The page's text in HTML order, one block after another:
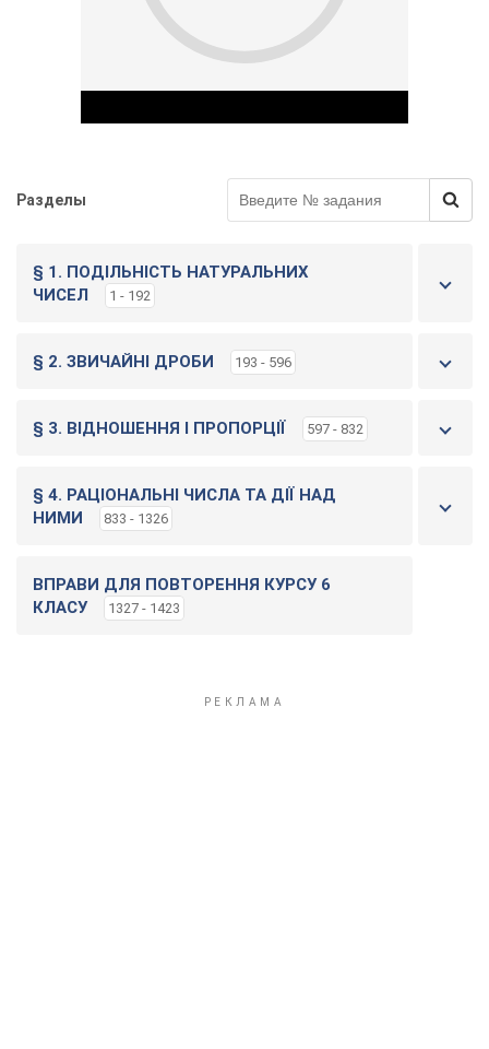
Разделы
§ 1. ПОДІЛЬНІСТЬ НАТУРАЛЬНИХ
ЧИСЕЛ
1 - 192
§ 2. ЗВИЧАЙНІ ДРОБИ 193 - 596
§ 3. ВІДНОШЕННЯ І ПРОПОРЦІЇ 597 - 832
§ 4. РАЦІОНАЛЬНІ ЧИСЛА ТА ДІЇ НАД
НИМИ
833 - 1326
ВПРАВИ ДЛЯ ПОВТОРЕННЯ КУРСУ 6
КЛАСУ
1327 - 1423